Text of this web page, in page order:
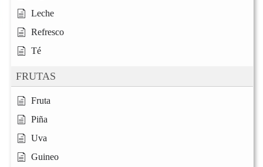
Leche
Refresco
Té
FRUTAS
Fruta
Piña
Uva
Guineo